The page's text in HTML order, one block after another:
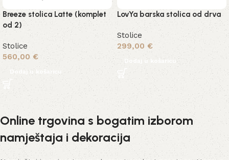
Breeze stolica Latte (komplet
od 2)
Stolice
560,00 €
Dodaj u košaricu
LovYa barska stolica od drva
Stolice
299,00 €
Dodaj u košaricu
Online trgovina s bogatim izborom
namještaja i dekoracija